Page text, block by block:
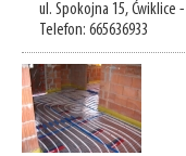
ul. Spokojna 15, Ćwiklice
Telefon: 665636933